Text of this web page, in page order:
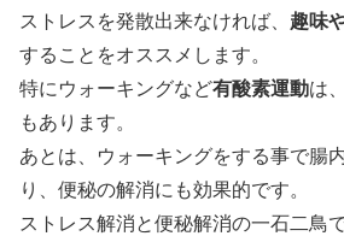
ストレスを発散出来なければ、 趣味
することをオススメします。
特にウォーキングなど有酸素運動は
もあります。
あとは、ウォーキングをする事で腸
り、便秘の解消にも効果的です。
ストレス解消と便秘解消の一石二鳥で